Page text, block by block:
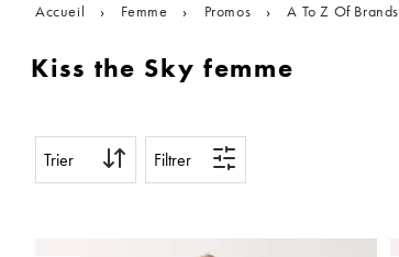
Accueil › Femme › Promos › A To Z Of Brands
Kiss the Sky femme
Trier Filtrer